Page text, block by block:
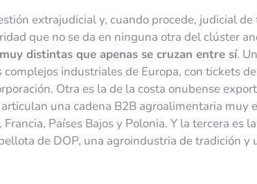
extrajudicial y, cuando procede, judicial
que no se da en ninguna otra del clúster
distintas que apenas se cruzan entre sí.
industriales de Europa, con tickets
Otra es la de la costa onubense
una cadena B2B agroalimentaria muy
Países Bajos y Polonia. Y la tercera es
de DOP, una agroindustria de tradición y